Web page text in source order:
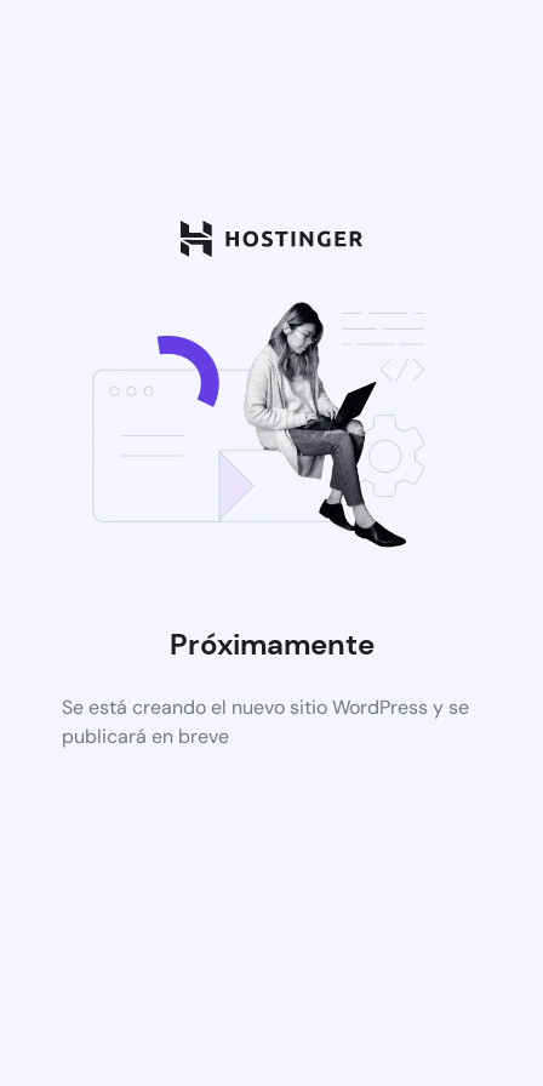
Próximamente
Se está creando el nuevo sitio WordPress y se
publicará en breve